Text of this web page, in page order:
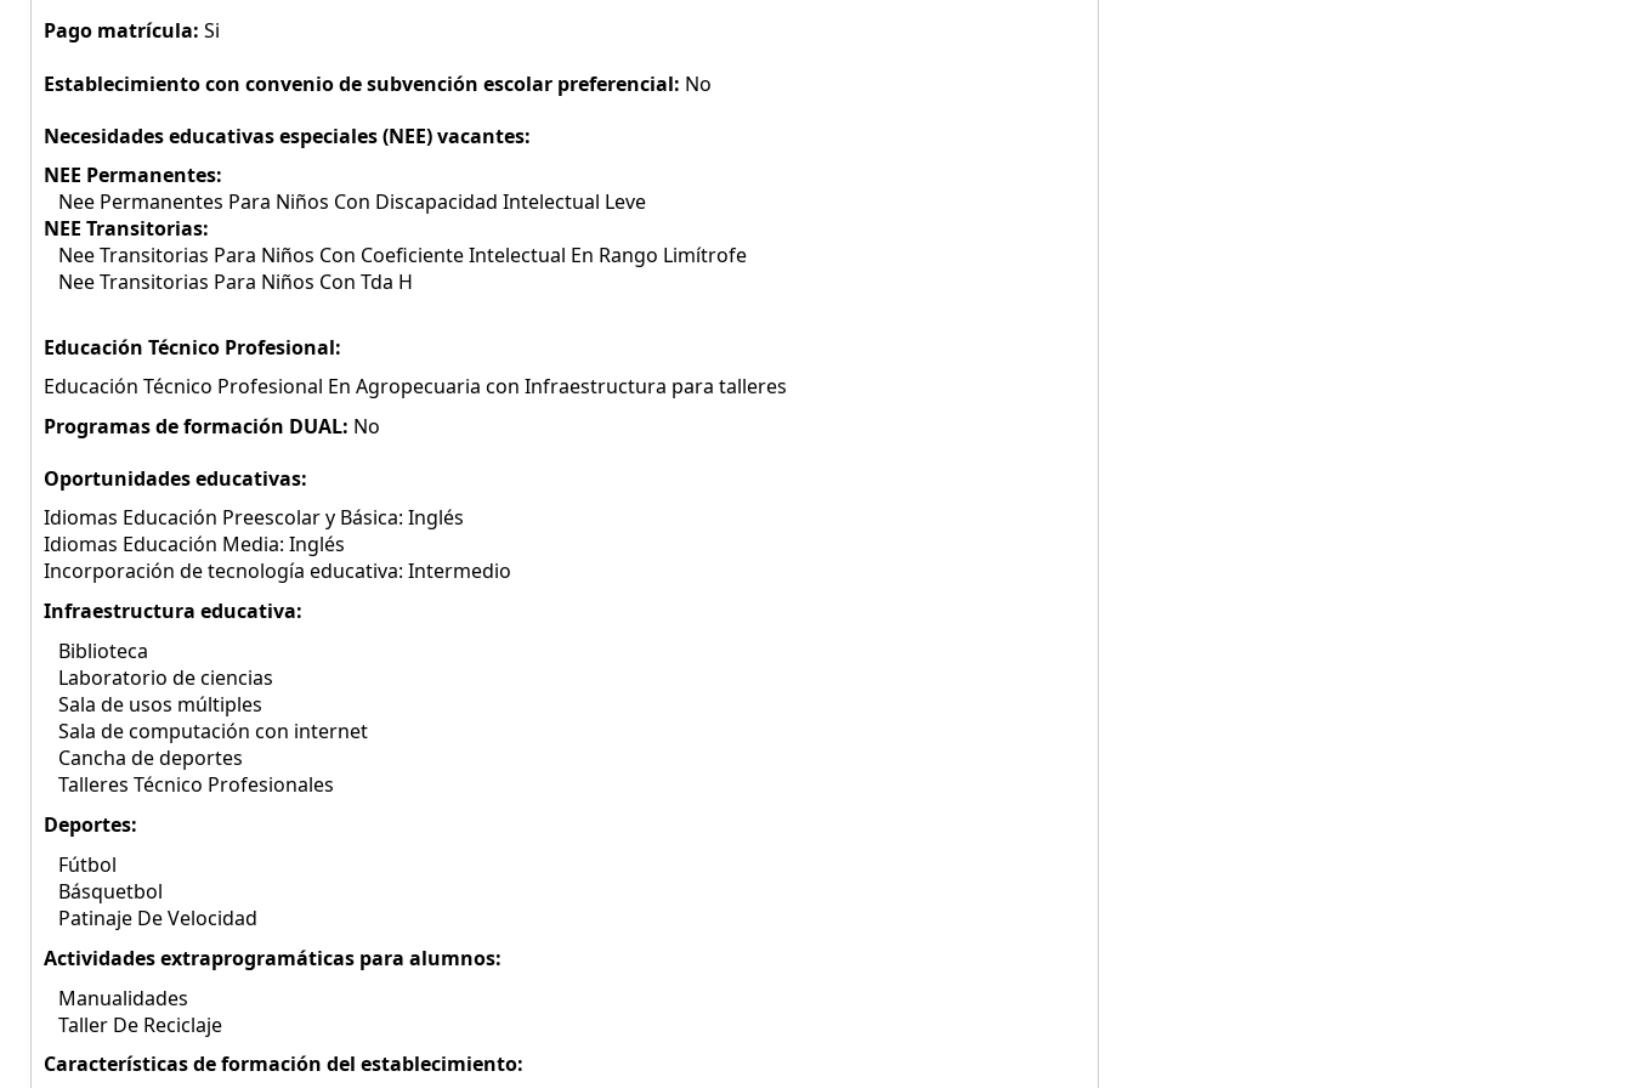
Pago matrícula: Si
Establecimiento con convenio de subvención escolar preferencial: No
Necesidades educativas especiales (NEE) vacantes:
NEE Permanentes:
Nee Permanentes Para Niños Con Discapacidad Intelectual Leve
NEE Transitorias:
Nee Transitorias Para Niños Con Coeficiente Intelectual En Rango Limítrofe
Nee Transitorias Para Niños Con Tda H
Educación Técnico Profesional:
Educación Técnico Profesional En Agropecuaria con Infraestructura para talleres
Programas de formación DUAL: No
Oportunidades educativas:
Idiomas Educación Preescolar y Básica: Inglés
Idiomas Educación Media: Inglés
Incorporación de tecnología educativa: Intermedio
Infraestructura educativa:
Biblioteca
Laboratorio de ciencias
Sala de usos múltiples
Sala de computación con internet
Cancha de deportes
Talleres Técnico Profesionales
Deportes:
Fútbol
Básquetbol
Patinaje De Velocidad
Actividades extraprogramáticas para alumnos:
Manualidades
Taller De Reciclaje
Características de formación del establecimiento: